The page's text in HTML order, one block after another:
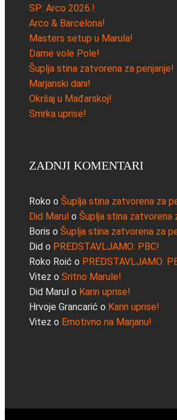
SP: Arco 2026.!
Arco & Barcelona!
Masters setup u Marula!
Dame vole Pole!
Šuplja stina zatvorena za penjanje!
Marjanski dani!
Okršaj u Mađarskoj!
Smrka uprise!
ZADNJI KOMENTARI
Roko o Šuplja stina zatvorena za
Did Marul o Šuplja stina zatvorena
Boris o Šuplja stina zatvorena za
Did o PREDSTAVLJAMO: PBC!
Roko Roić o PREDSTAVLJAMO:
Vitez o Sritno Marule!
Did Marul o Karin uprise!
Hrvoje Grancarić o Karin uprise!
Vitez o Emotivno na Marjanu!